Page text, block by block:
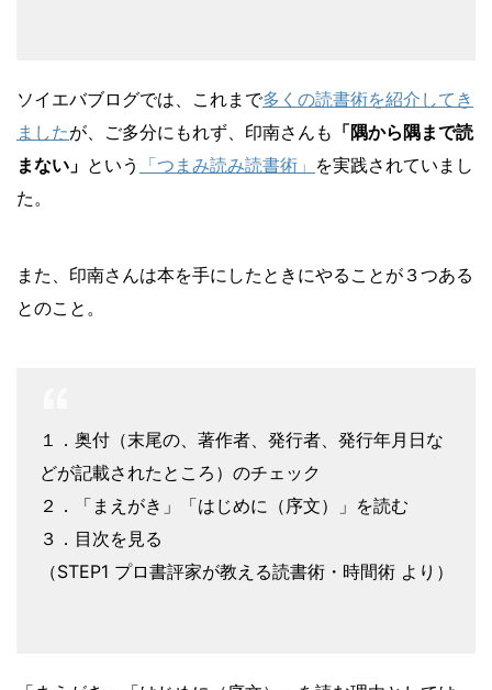
ソイエバブログでは、これまで多くの読書術を紹介してき
ましたが、ご多分にもれず、印南さんも 「隅から隅まで読
まない」 という 「つまみ読み読書術」 を実践されていまし
た。
また、印南さんは本を手にしたときにやることが３つある
とのこと。
１．奥付（末尾の、著作者、発行者、発行年月日な
どが記載されたところ）のチェック
２．「まえがき」「はじめに（序文）」を読む
３．目次を見る
（STEP1 プロ書評家が教える読書術・時間術 より）